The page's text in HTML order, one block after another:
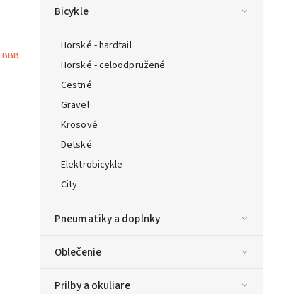
Bicykle
Horské - hardtail
Horské - celoodpružené
Cestné
Gravel
Krosové
Detské
Elektrobicykle
City
Pneumatiky a doplnky
Oblečenie
Prilby a okuliare
BBB